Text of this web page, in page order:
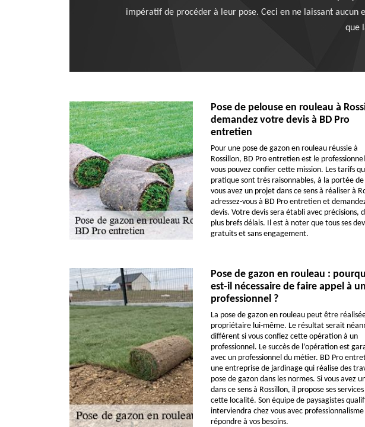
impératif de procéder à leur pose. Ceci en ne laissant
que
Pose de pelouse en rouleau à
demandez votre devis à BD Pro
entretien
Pour une pose de gazon en rouleau réussie à
Rossillon, BD Pro entretien est le
vous pouvez confier cette mission. Les tarifs
pratique sont très raisonnables, à la portée de
vous avez un projet dans ce sens à réaliser à
adressez-vous à BD Pro entretien et
devis. Votre devis sera établi avec précisions,
plus brefs délais. Il est à noter que tous ses
gratuits et sans engagement.
Pose de gazon en rouleau :
est-il nécessaire de faire appel à un
professionnel ?
La pose de gazon en rouleau peut être
propriétaire lui-même. Le résultat serait
différent si vous confiez cette opération à un
professionnel. Le succès de l’opération est
avec un professionnel du métier. BD Pro
une entreprise de jardinage qui réalise des
pose de gazon dans les normes. Si vous avez
dans ce sens à Rossillon, il propose ses
cette localité. Son équipe de paysagistes
interviendra chez vous avec
répondre à vos besoins.